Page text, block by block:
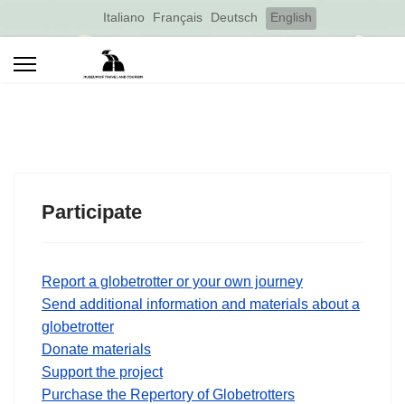
Select your language
Italiano Français Deutsch English
Participate
Report a globetrotter or your own journey
Send additional information and materials about a
globetrotter
Donate materials
Support the project
Purchase the Repertory of Globetrotters